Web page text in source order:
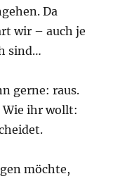
Da
wir – auch je
sind…
gerne: raus.
Wie ihr wollt:
möchte,